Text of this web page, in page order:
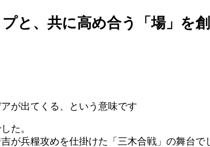
と、共に高め合う「場」を
が出てくる、という意味です
た。
が兵糧攻めを仕掛けた「三木合戦」の舞台で